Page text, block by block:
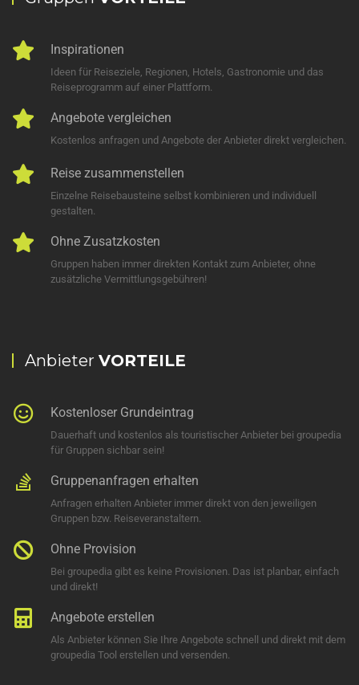
Inspirationen
Ideen für Reiseziele, Regionen, Hotels, Gastronomie und das
Reiseprogramm auf einer Plattform.
Angebote vergleichen
Kostenlos anfragen und Angebote der Anbieter direkt vergleichen.
Reise zusammenstellen
Einzelne Reisebausteine selbst kombinieren und individuell
gestalten.
Ohne Zusatzkosten
Gruppen haben immer direkten Kontakt zum Anbieter, ohne
zusätzliche Vermittlungsgebühren!
Anbieter VORTEILE
Kostenloser Grundeintrag
Dauerhaft und kostenlos als touristischer Anbieter bei groupedia
für Gruppen sichbar sein!
Gruppenanfragen erhalten
Anfragen erhalten Anbieter immer direkt von den jeweiligen
Gruppen bzw. Reiseveranstaltern.
Ohne Provision
Bei groupedia gibt es keine Provisionen. Das ist planbar, einfach
und direkt!
Angebote erstellen
Als Anbieter können Sie Ihre Angebote schnell und direkt mit dem
groupedia Tool erstellen und versenden.